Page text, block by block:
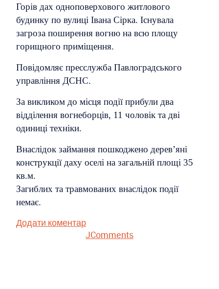
Горів дах одноповерхового житлового
будинку по вулиці Івана Сірка. Існувала
загроза поширення вогню на всю площу
горищного приміщення.
Повідомляє пресслужба Павлоградського
управління ДСНС.
За викликом до місця події прибули два
відділення вогнеборців, 11 чоловік та дві
одиниці техніки.
Внаслідок займання пошкоджено дерев’яні
конструкції даху оселі на загальній площі 35
кв.м.
Загиблих та травмованих внаслідок події
немає.
Додати коментар
JComments